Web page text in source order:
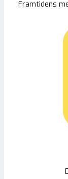
Framtidens